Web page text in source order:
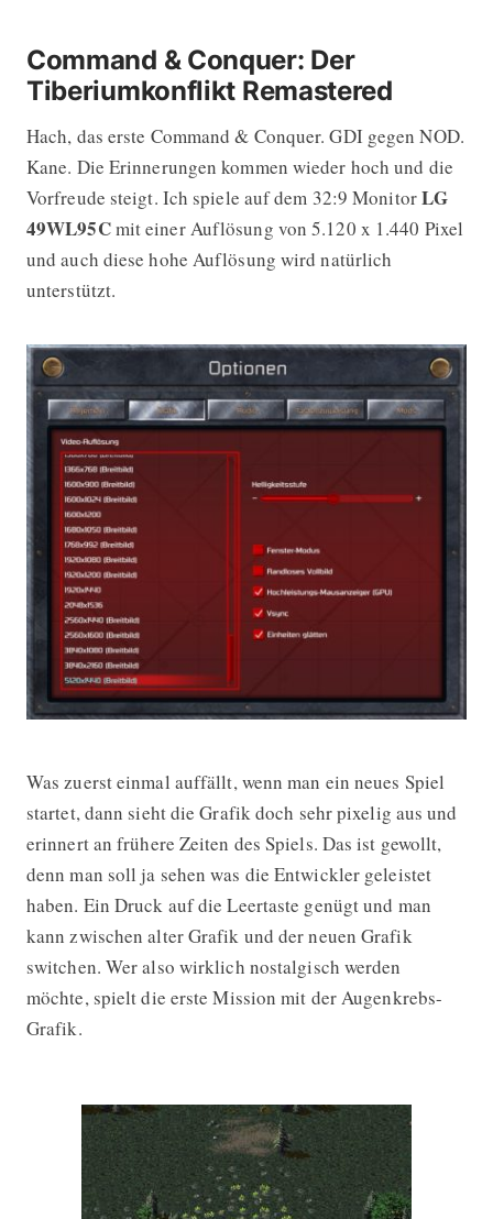
Command & Conquer: Der
Tiberiumkonflikt Remastered
Hach, das erste Command & Conquer. GDI gegen NOD.
Kane. Die Erinnerungen kommen wieder hoch und die
Vorfreude steigt. Ich spiele auf dem 32:9 MonitorLG
49WL95Cmit einer Auflösung von 5.120 x 1.440 Pixel
und auch diese hohe Auflösung wird natürlich
unterstützt.
Was zuerst einmal auffällt, wenn man ein neues Spiel
startet, dann sieht die Grafik doch sehr pixelig aus und
erinnert an frühere Zeiten des Spiels. Das ist gewollt,
denn man soll ja sehen was die Entwickler geleistet
haben. Ein Druck auf die Leertaste genügt und man
kann zwischen alter Grafik und der neuen Grafik
switchen. Wer also wirklich nostalgisch werden
möchte, spielt die erste Mission mit der Augenkrebs-
Grafik.